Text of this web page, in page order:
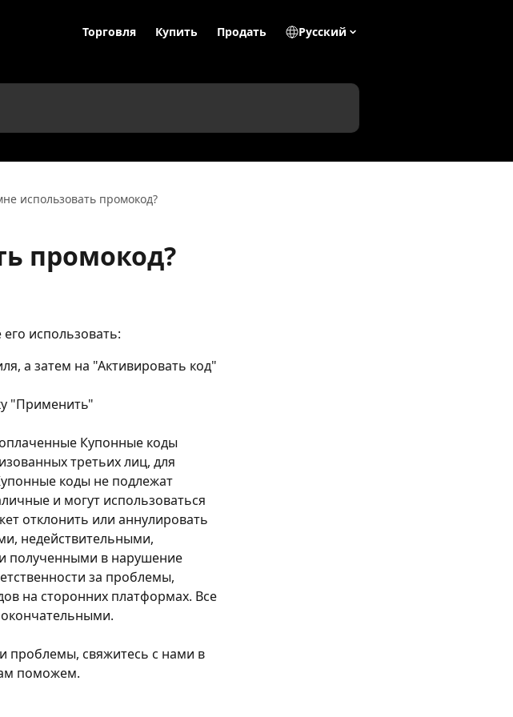
Торговля Купить Продать Pусский
использовать промокод?
промокод?
использовать:
а затем на "Активировать код"
"Применить"
Купонные коды
третьих лиц, для
коды не подлежат
и могут использоваться
отклонить или аннулировать
недействительными,
полученными в нарушение
за проблемы,
на сторонних платформах. Все
проблемы, свяжитесь с нами в
поможем.